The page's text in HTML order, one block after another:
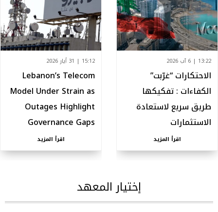
13:22 | 6 آب 2026
الاحتكارات “غرّبت”
الكفاءات : تفكيكها
طريق سريع لاستعادة
الاستثمارات
اقرأ المزيد
15:12 | 31 أيار 2026
Lebanon’s Telecom
Model Under Strain as
Outages Highlight
Governance Gaps
اقرأ المزيد
إختيار المعهد